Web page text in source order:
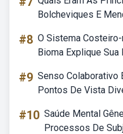
Bolcheviques E
#8 O Sistema
Bioma Explique Sua
#9 Senso Colaborativo
Pontos De Vista
#10 Saúde Mental
Processos De